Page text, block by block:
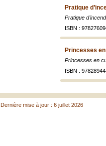
Pratique
Pratique
ISBN :
Princesses
Princesses en
ISBN :
Dernière mise à jour : 6 juillet 2026